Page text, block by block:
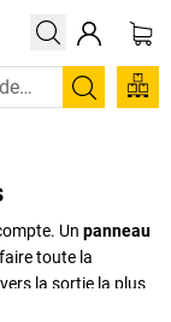
Un panneau
toute la
la sortie la plus
localiser